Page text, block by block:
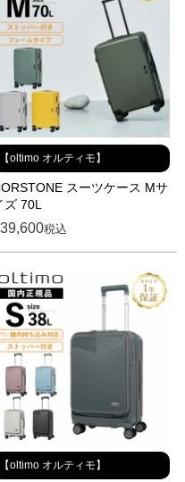
【oltimo オルティモ】
スーツケース Mサ
ズ 70L
39,600税込
【oltimo オルティモ】